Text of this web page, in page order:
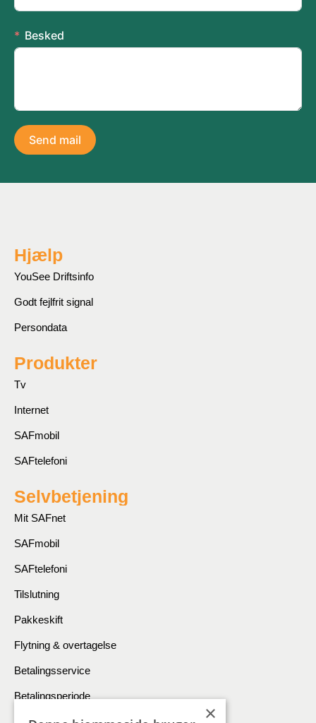
Besked
Send mail
Hjælp
YouSee Driftsinfo
Godt fejlfrit signal
Persondata
Produkter
Tv
Internet
SAFmobil
SAFtelefoni
Selvbetjening
Mit SAFnet
SAFmobil
SAFtelefoni
Tilslutning
Pakkeskift
Flytning & overtagelse
Betalingsservice
Betalingsperiode
×